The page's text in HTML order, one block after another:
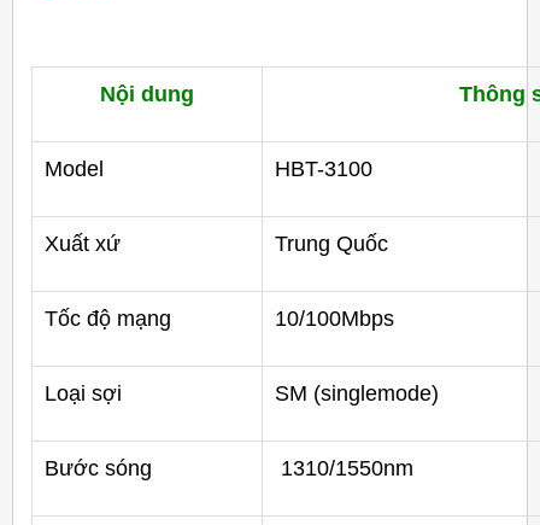
Nội dung Thông
Model HBT-3100
Xuất xứ Trung Quốc
Tốc độ mạng 10/100Mbps
Loại sợi SM (singlemode)
Bước sóng 1310/1550nm